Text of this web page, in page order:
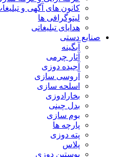
کانون های آگهی و
لیتوگرافی ها
هدایای تبلیغاتی
صنایع دستی
آبگینه
آثار چرمی
آجیده دوزی
آروسی سازی
اسلحه سازی
بخارادوزی
بدل چینی
بوم سازی
پارچه ها
پته دوزی
پلاس
پوستین دوزی